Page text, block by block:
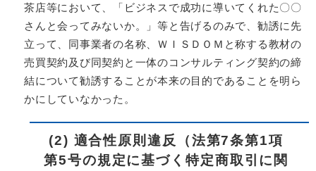
茶店等において、「ビジネスで成功に導いてくれた〇〇
さんと会ってみないか。」等と告げるのみで、勧誘に先
立って、同事業者の名称、ＷＩＳＤＯＭと称する教材の
売買契約及び同契約と一体のコンサルティング契約の締
結について勧誘することが本来の目的であることを明ら
かにしていなかった。
(2) 適合性原則違反（法第7条第1項
第5号の規定に基づく特定商取引に関